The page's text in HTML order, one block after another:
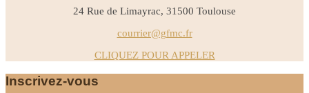
24 Rue de Limayrac, 31500 Toulouse
courrier@gfmc.fr
CLIQUEZ POUR APPELER
Inscrivez-vous